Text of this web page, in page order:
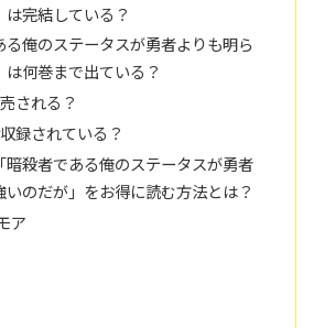
完結している？
る俺のステータスが勇者よりも明ら
何巻まで出ている？
される？
録されている？
暗殺者である俺のステータスが勇者
のだが」をお得に読む方法とは？
ア